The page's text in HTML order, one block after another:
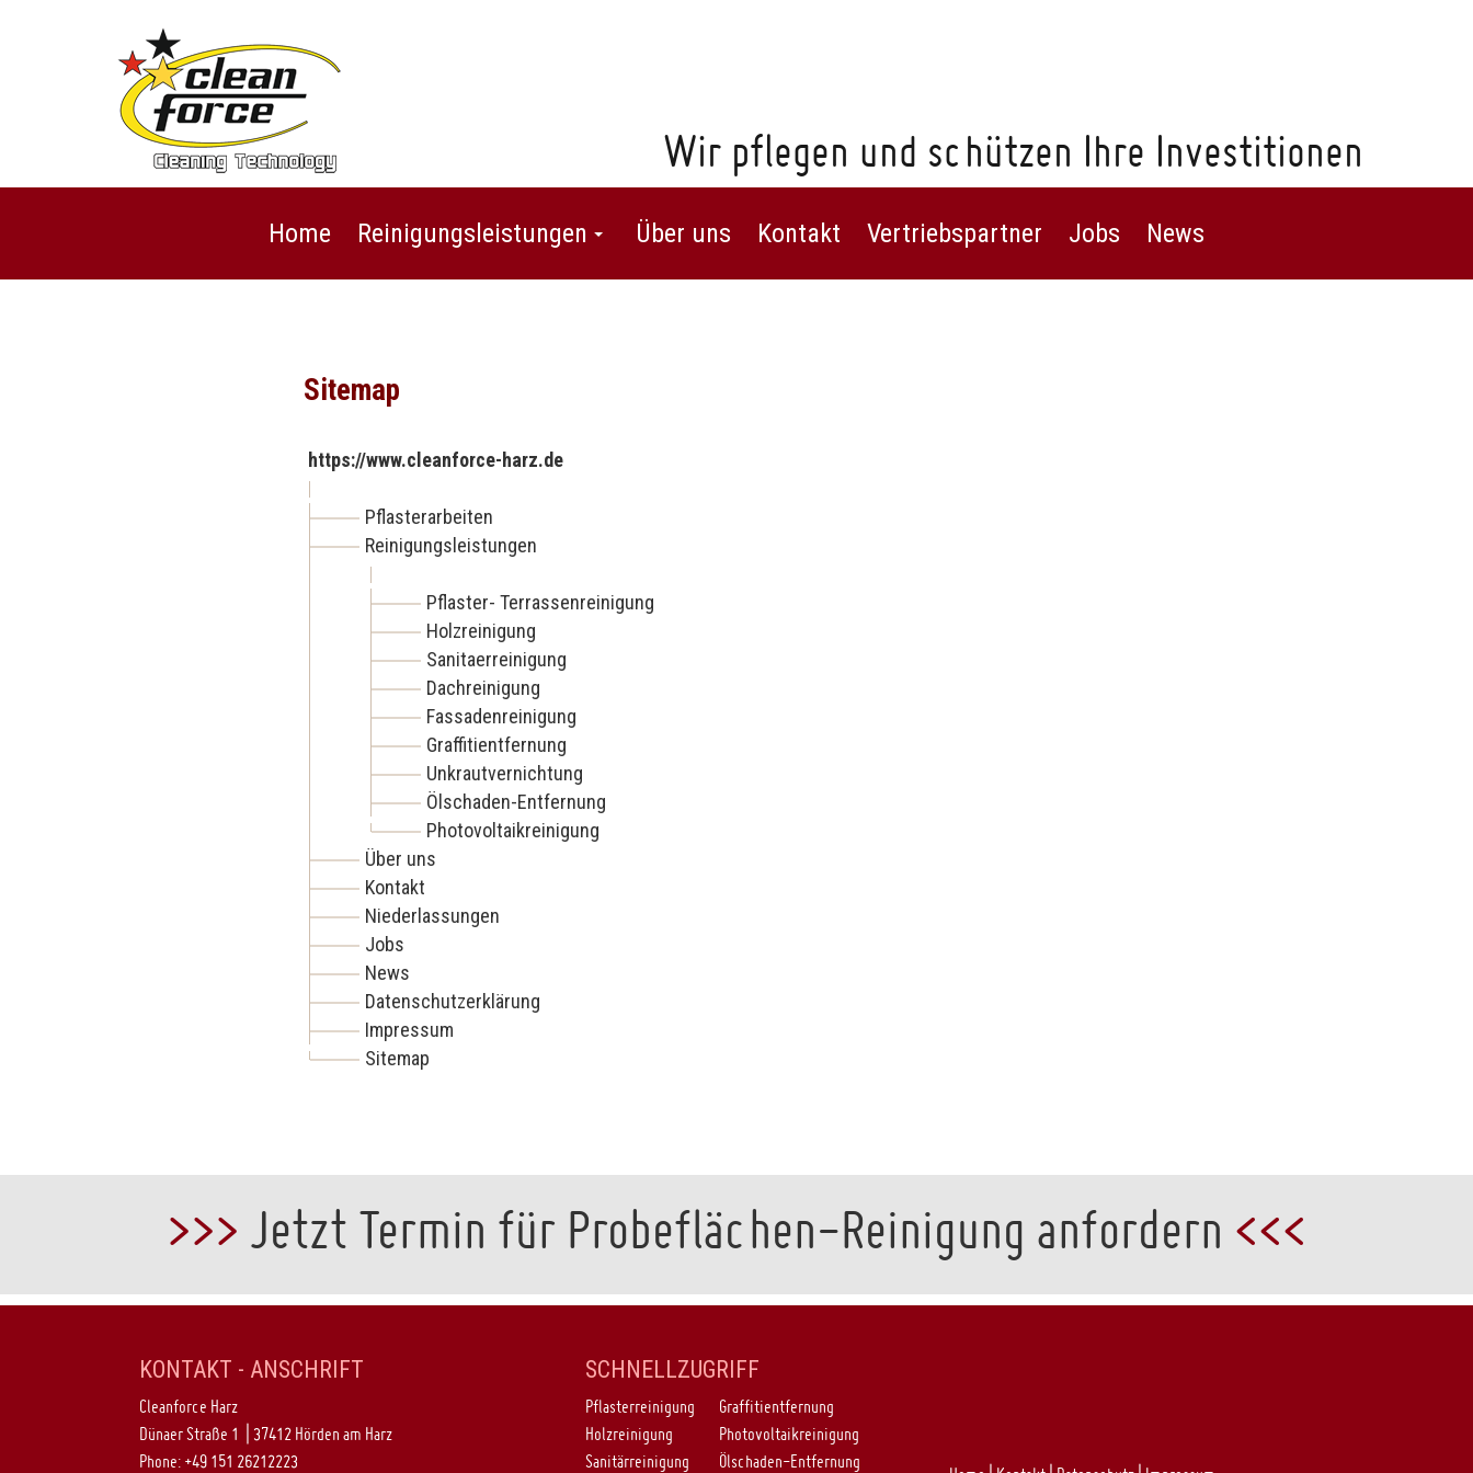
Wir pflegen und schützen Ihre Investitionen
Home Reinigungsleistungen Über uns Kontakt Vertriebspartner Jobs News
Sitemap
https://www.cleanforce-harz.de
Pflasterarbeiten
Reinigungsleistungen
Pflaster- Terrassenreinigung
Holzreinigung
Sanitaerreinigung
Dachreinigung
Fassadenreinigung
Graffitientfernung
Unkrautvernichtung
Ölschaden-Entfernung
Photovoltaikreinigung
Über uns
Kontakt
Niederlassungen
Jobs
News
Datenschutzerklärung
Impressum
Sitemap
>>> Jetzt Termin für Probeflächen-Reinigung anfordern <<<
KONTAKT - ANSCHRIFT
Cleanforce Harz
Dünaer Straße 1 | 37412 Hörden am Harz
Phone: +49 151 26212223
SCHNELLZUGRIFF
Pflasterreinigung
Holzreinigung
Sanitärreinigung
Graffitientfernung
Photovoltaikreinigung
Ölschaden-Entfernung